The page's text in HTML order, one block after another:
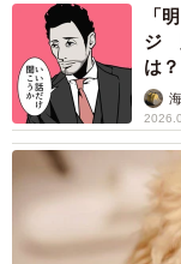
「
ジ
は？